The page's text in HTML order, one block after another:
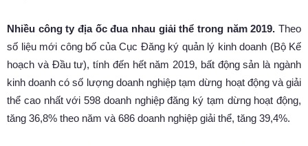
Nhiều công ty địa ốc đua nhau giải thể trong năm 2019. Theo
số liệu mới công bố của Cục Đăng ký quản lý kinh doanh (Bộ Kế
hoạch và Đầu tư), tính đến hết năm 2019, bất động sản là ngành
kinh doanh có số lượng doanh nghiệp tạm dừng hoạt động và giải
thể cao nhất với 598 doanh nghiệp đăng ký tạm dừng hoạt động,
tăng 36,8% theo năm và 686 doanh nghiệp giải thể, tăng 39,4%.